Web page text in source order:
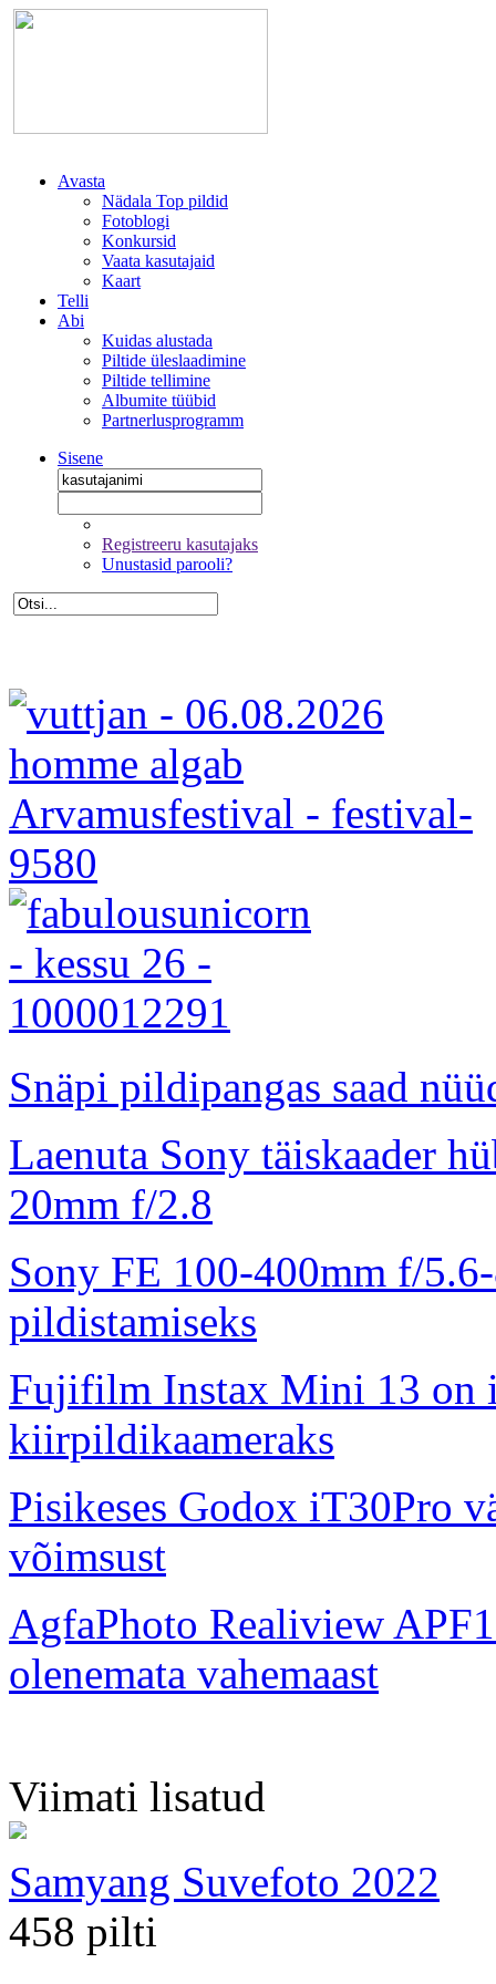
Avasta
Nädala Top pildid
Fotoblogi
Konkursid
Vaata kasutajaid
Kaart
Telli
Abi
Kuidas alustada
Piltide üleslaadimine
Piltide tellimine
Albumite tüübid
Partnerlusprogramm
Sisene
Registreeru kasutajaks
Unustasid parooli?
Snäpi pildipangas saad
Laenuta Sony täiskaader
20mm f/2.8
Sony FE 100-400mm f/
pildistamiseks
Fujifilm Instax Mini 13 on
kiirpildikaameraks
Pisikeses Godox iT30Pro
võimsust
AgfaPhoto Realiview
olenemata vahemaast
Viimati lisatud
Samyang Suvefoto 2022
458 pilti